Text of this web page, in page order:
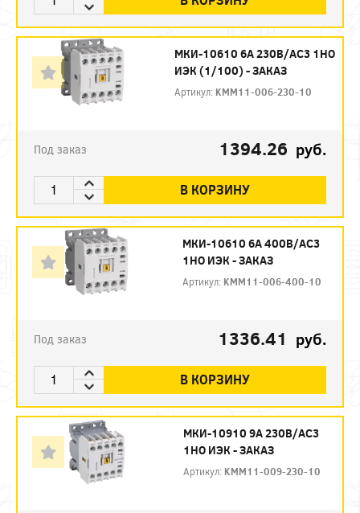
МКИ-10610 6А 230В/АС3 1НО
ИЭК (1/100) - ЗАКАЗ
Артикул: KMM11-006-230-10
Под заказ 1394.26 руб.
В КОРЗИНУ
МКИ-10610 6А 400В/АС3
1НО ИЭК - ЗАКАЗ
Артикул: KMM11-006-400-10
Под заказ 1336.41 руб.
В КОРЗИНУ
МКИ-10910 9А 230В/АС3
1НО ИЭК - ЗАКАЗ
Артикул: KMM11-009-230-10